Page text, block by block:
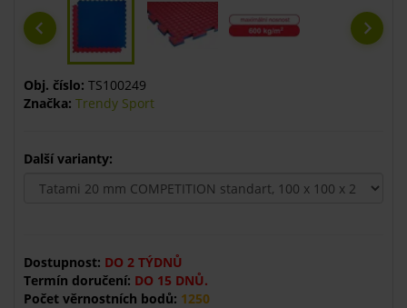
Obj. číslo: TS100249
Značka: Trendy Sport
Další varianty:
Dostupnost: DO 2 TÝDNŮ
Termín doručení: DO 15 DNŮ.
Počet věrnostních bodů: 1250